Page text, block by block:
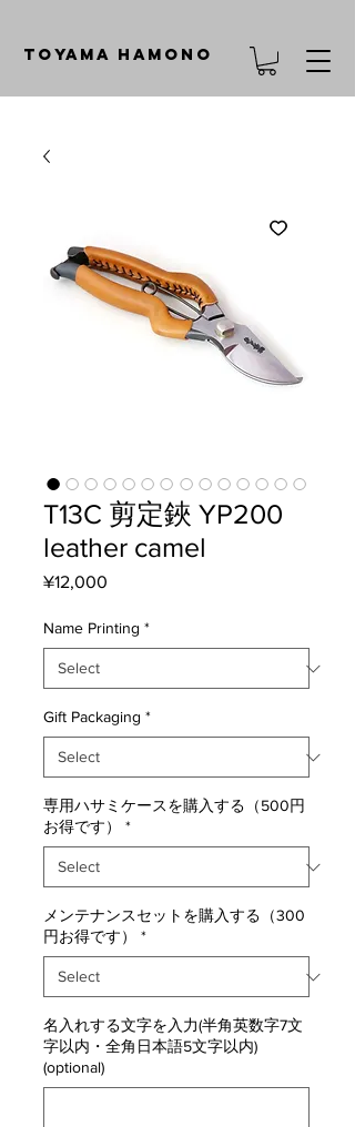
TOYAMA HAMONO
T13C 剪定鋏 YP200
leather camel
¥12,000
Name Printing *
Gift Packaging *
専用ハサミケースを購入する（500円
お得です）
*
メンテナンスセットを購入する（300
円お得です）
*
名入れする文字を入力(半角英数字7文
字以内・全角日本語5文字以内)
(optional)